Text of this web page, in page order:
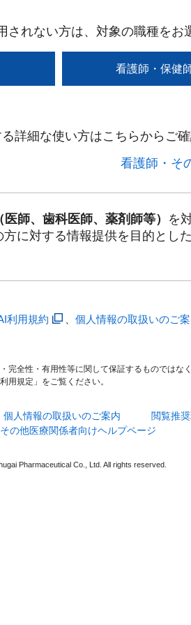
されない方は、対象の職種をお
看護師・保健
詳細な使い方はこちらからご確
看護師・そ
師、歯科医師、薬剤師等）
を
に対する情報提供を目的とし
利用規約 、個人情報の取扱いのご
全性・有用性等に関して保証するものでは
用規定」をご覧ください。
個人情報の取扱いのご案内 閲覧推
の他医療関係者向けヘルプページ
Pharmaceutical Co., Ltd. All rights reserved.